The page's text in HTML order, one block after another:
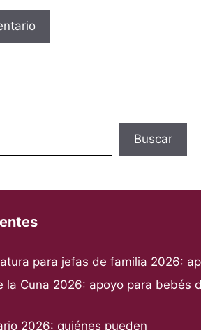
Buscar
para jefas de familia 2026:
la Cuna 2026: apoyo para bebés
2026: quiénes pueden